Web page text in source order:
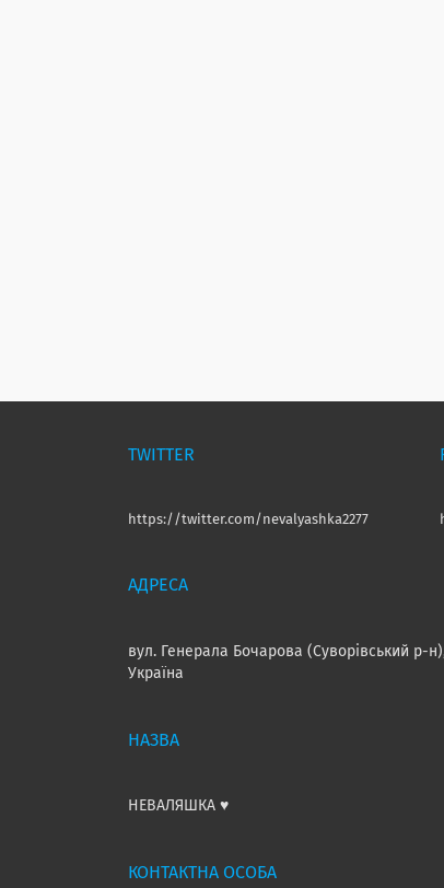
TWITTER
https://twitter.com/nevalyashka2277
вул. Генерала Бочарова (Суворівський р-
Україна
НЕВАЛЯШКА ♥️